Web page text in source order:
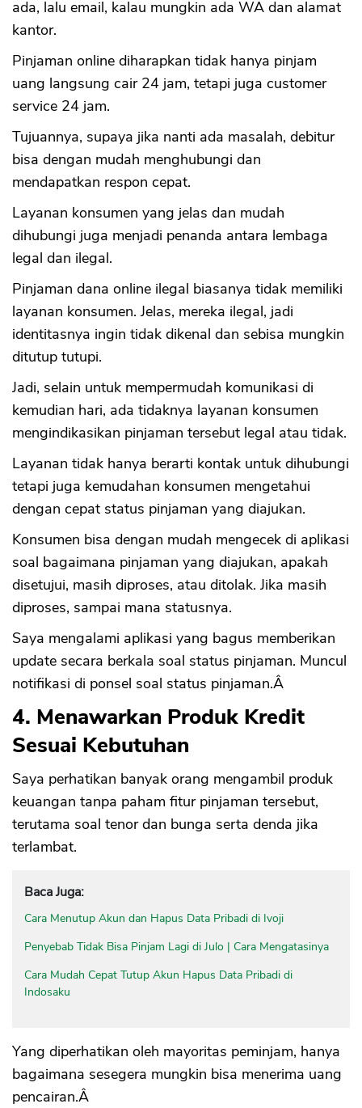
ada, lalu email, kalau mungkin ada WA dan alamat
kantor.
Pinjaman online diharapkan tidak hanya pinjam
uang langsung cair 24 jam, tetapi juga customer
service 24 jam.
Tujuannya, supaya jika nanti ada masalah, debitur
bisa dengan mudah menghubungi dan
mendapatkan respon cepat.
Layanan konsumen yang jelas dan mudah
dihubungi juga menjadi penanda antara lembaga
legal dan ilegal.
Pinjaman dana online ilegal biasanya tidak memiliki
layanan konsumen. Jelas, mereka ilegal, jadi
identitasnya ingin tidak dikenal dan sebisa mungkin
ditutup tutupi.
Jadi, selain untuk mempermudah komunikasi di
kemudian hari, ada tidaknya layanan konsumen
mengindikasikan pinjaman tersebut legal atau tidak.
Layanan tidak hanya berarti kontak untuk dihubungi
tetapi juga kemudahan konsumen mengetahui
dengan cepat status pinjaman yang diajukan.
Konsumen bisa dengan mudah mengecek di aplikasi
soal bagaimana pinjaman yang diajukan, apakah
disetujui, masih diproses, atau ditolak. Jika masih
diproses, sampai mana statusnya.
Saya mengalami aplikasi yang bagus memberikan
update secara berkala soal status pinjaman. Muncul
notifikasi di ponsel soal status pinjaman.Â
4. Menawarkan Produk Kredit
Sesuai Kebutuhan
Saya perhatikan banyak orang mengambil produk
keuangan tanpa paham fitur pinjaman tersebut,
terutama soal tenor dan bunga serta denda jika
terlambat.
Baca Juga:
Cara Menutup Akun dan Hapus Data Pribadi di Ivoji
Penyebab Tidak Bisa Pinjam Lagi di Julo | Cara Mengatasinya
Cara Mudah Cepat Tutup Akun Hapus Data Pribadi di
Indosaku
Yang diperhatikan oleh mayoritas peminjam, hanya
bagaimana sesegera mungkin bisa menerima uang
pencairan.Â